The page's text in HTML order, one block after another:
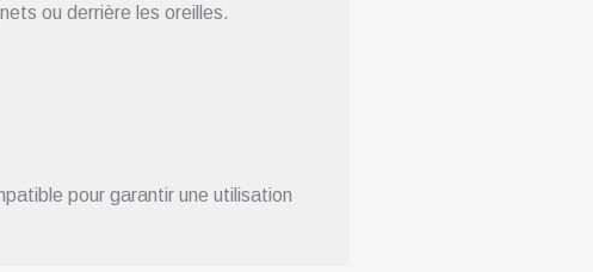
ou derrière les oreilles.
pour garantir une utilisation